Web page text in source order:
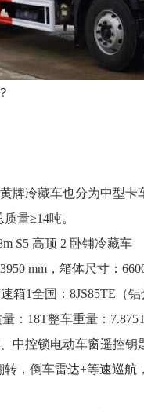
牌冷藏车也分为中型卡
量≥14吨。
S5 高顶 2 卧铺冷藏车
mm，箱体尺寸：
箱1全国：8JS85TE（
：18T整车重量：
中控锁电动车窗遥控
，倒车雷达+等速巡航